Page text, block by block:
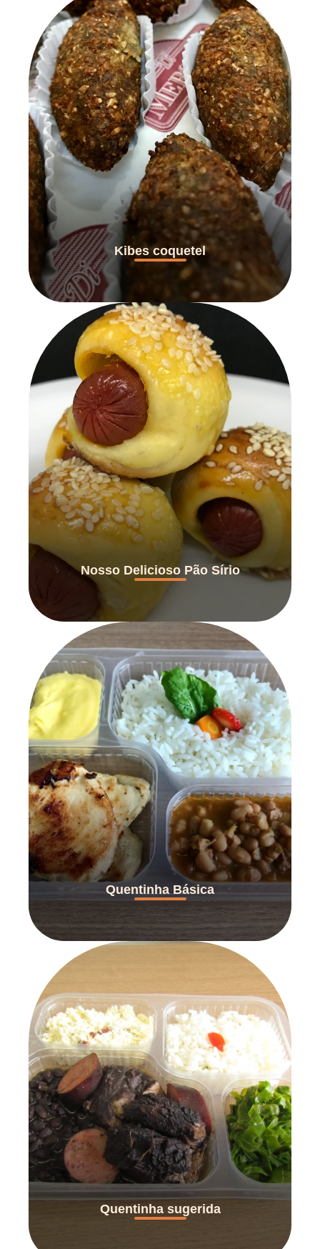
Kibes coquetel
Nosso Delicioso Pão Sírio
Quentinha Básica
Quentinha sugerida